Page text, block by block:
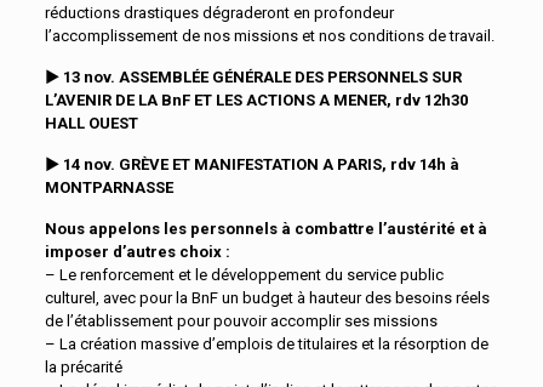
réductions drastiques dégraderont en profondeur
l’accomplissement de nos missions et nos conditions de travail.
►13 nov. ASSEMBLÉE GÉNÉRALE DES PERSONNELS SUR
L’AVENIR DE LA BnF ET LES ACTIONS A MENER, rdv 12h30
HALL OUEST
►14 nov. GRÈVE ET MANIFESTATION A PARIS, rdv 14h à
MONTPARNASSE
Nous appelons les personnels à combattre l’austérité et à
imposer d’autres choix :
– Le renforcement et le développement du service public
culturel, avec pour la BnF un budget à hauteur des besoins réels
de l’établissement pour pouvoir accomplir ses missions
– La création massive d’emplois de titulaires et la résorption de
la précarité